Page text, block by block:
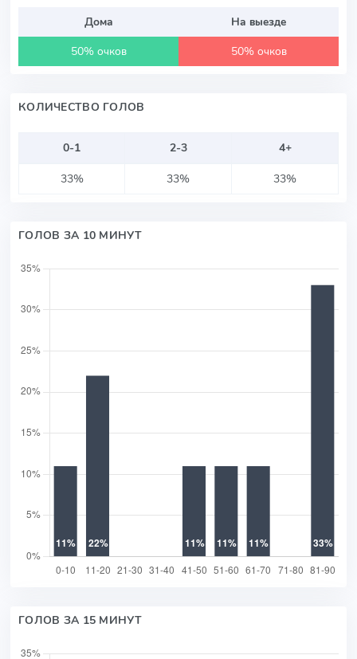
Дома
На выезде
50% очков
50% очков
КОЛИЧЕСТВО ГОЛОВ
0-1 2-3
4+
33%
33% 33%
ГОЛОВ ЗА 10 МИНУТ
ГОЛОВ ЗА 15 МИНУТ